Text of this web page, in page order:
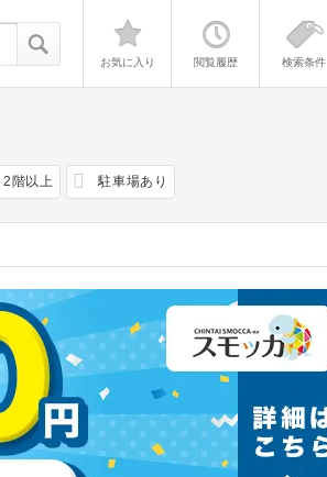
お気に入り 閲覧履歴 検索条件
2階以上 駐車場あり